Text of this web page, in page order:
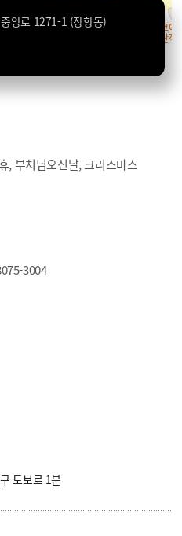
앙로 1271-1 (장항동)
, 부처님오신날, 크리스마스
3004
도보로 1분